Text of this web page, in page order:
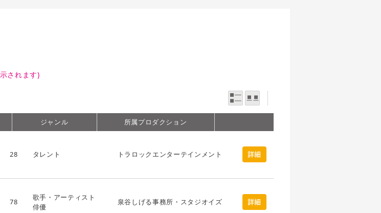
されます)
一覧表示写真表示
ジャンル 所属プロダクション
28 タレント トラロックエンターテインメント 詳細
78
歌手・アーティスト
俳優
泉谷しげる事務所・スタジオイズ 詳細